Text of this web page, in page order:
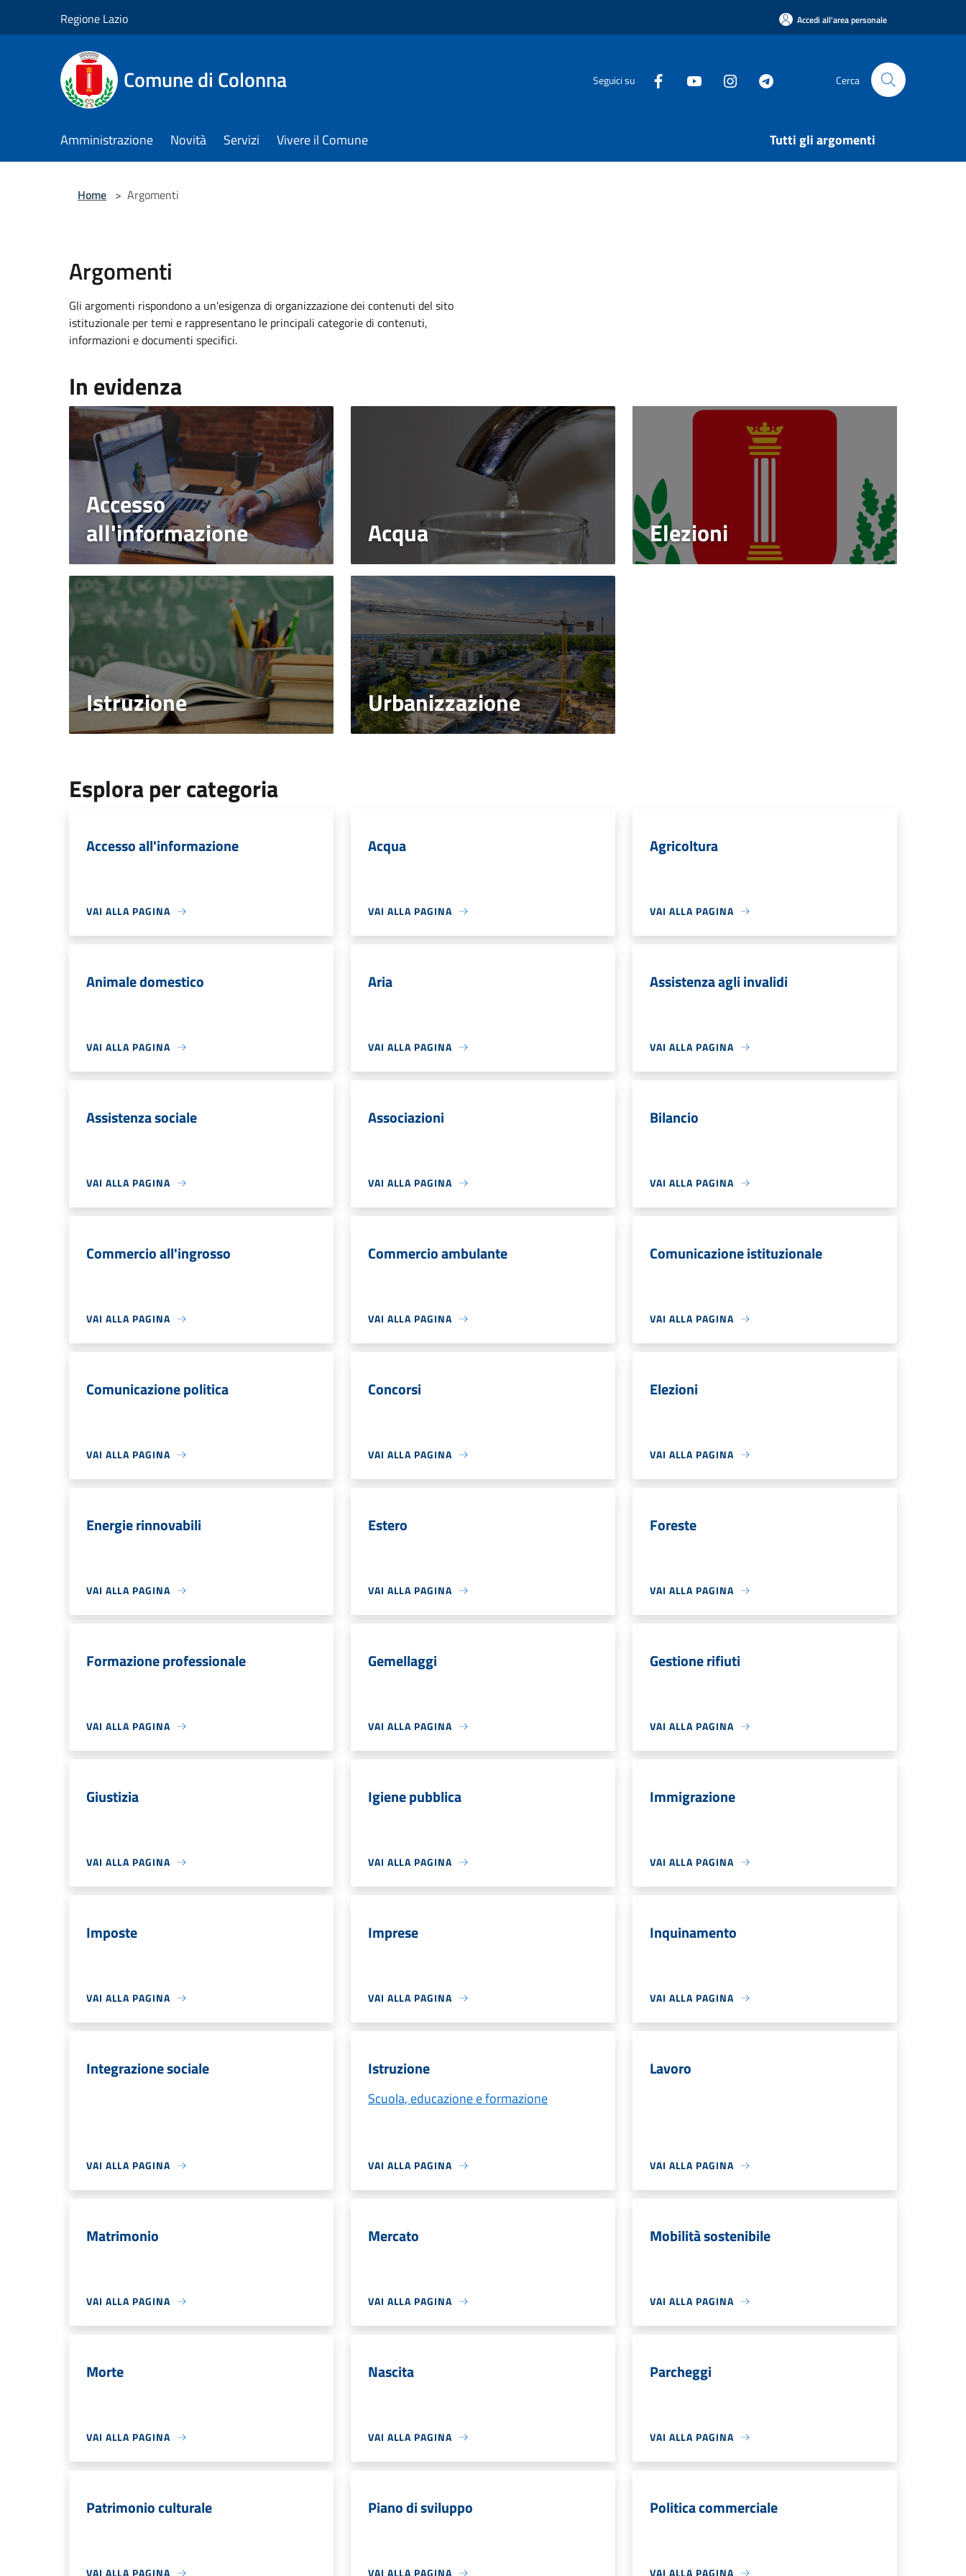
Regione Lazio Accedi all'area personale
Comune di Colonna Seguici su Cerca
Amministrazione Novità Servizi Vivere il Comune Tutti gli argomenti
Home > Argomenti
Argomenti
Gli argomenti rispondono a un'esigenza di organizzazione dei contenuti del sito
istituzionale per temi e rappresentano le principali categorie di contenuti,
informazioni e documenti specifici.
In evidenza
Accesso
all'informazione
Acqua Elezioni
Istruzione Urbanizzazione
Esplora per categoria
Accesso all'informazione
VAI ALLA PAGINA
Acqua
VAI ALLA PAGINA
Agricoltura
VAI ALLA PAGINA
Animale domestico
VAI ALLA PAGINA
Aria
VAI ALLA PAGINA
Assistenza agli invalidi
VAI ALLA PAGINA
Assistenza sociale
VAI ALLA PAGINA
Associazioni
VAI ALLA PAGINA
Bilancio
VAI ALLA PAGINA
Commercio all'ingrosso
VAI ALLA PAGINA
Commercio ambulante
VAI ALLA PAGINA
Comunicazione istituzionale
VAI ALLA PAGINA
Comunicazione politica
VAI ALLA PAGINA
Concorsi
VAI ALLA PAGINA
Elezioni
VAI ALLA PAGINA
Energie rinnovabili
VAI ALLA PAGINA
Estero
VAI ALLA PAGINA
Foreste
VAI ALLA PAGINA
Formazione professionale
VAI ALLA PAGINA
Gemellaggi
VAI ALLA PAGINA
Gestione rifiuti
VAI ALLA PAGINA
Giustizia
VAI ALLA PAGINA
Igiene pubblica
VAI ALLA PAGINA
Immigrazione
VAI ALLA PAGINA
Imposte
VAI ALLA PAGINA
Imprese
VAI ALLA PAGINA
Inquinamento
VAI ALLA PAGINA
Integrazione sociale
VAI ALLA PAGINA
Istruzione
Scuola, educazione e formazione
VAI ALLA PAGINA
Lavoro
VAI ALLA PAGINA
Matrimonio
VAI ALLA PAGINA
Mercato
VAI ALLA PAGINA
Mobilità sostenibile
VAI ALLA PAGINA
Morte
VAI ALLA PAGINA
Nascita
VAI ALLA PAGINA
Parcheggi
VAI ALLA PAGINA
Patrimonio culturale
VAI ALLA PAGINA
Piano di sviluppo
VAI ALLA PAGINA
Politica commerciale
VAI ALLA PAGINA